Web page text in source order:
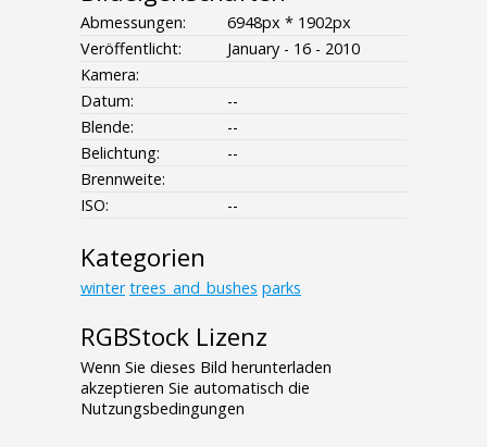
Abmessungen:
6948px * 1902px
Veröffentlicht:
January - 16 - 2010
Kamera:
Datum:
--
Blende:
--
Belichtung:
--
Brennweite:
ISO:
--
Kategorien
winter trees_and_bushes parks
RGBStock Lizenz
Wenn Sie dieses Bild herunterladen
akzeptieren Sie automatisch die
Nutzungsbedingungen